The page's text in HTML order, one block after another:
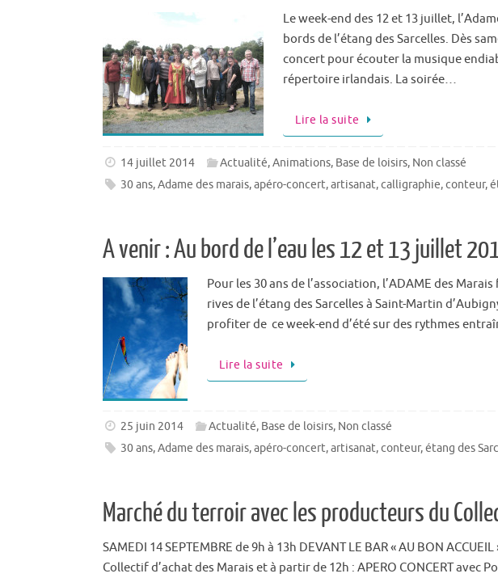
Le week-end des 12 et 13 juillet,
bords de l’étang des Sarcelles. Dès
concert pour écouter la musique
répertoire irlandais. La soirée…
Lire la suite
14 juillet 2014 Actualité,Animations, Base de loisirs, Non classé
30 ans,Adame des marais,apéro-concert,artisanat,calligraphie,conteur,
A venir : Au bord de l’eau les 12 et 13 juillet
Pour les 30 ans de l’association, l’ADAME des
rives de l’étang des Sarcelles à Saint-Martin
profiter de ce week-end d’été sur des rythmes
Lire la suite
25 juin 2014 Actualité, Base de loisirs, Non classé
30 ans,Adame des marais,apéro-concert,artisanat,conteur,étang des
Marché du terroir avec les producteurs du
SAMEDI 14 SEPTEMBRE de 9h à 13h DEVANT LE BAR « AU BON
Collectif d’achat des Marais et à partir de 12h : APERO CONCERT avec